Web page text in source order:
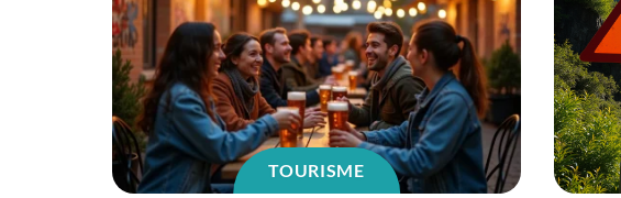
TOURISME